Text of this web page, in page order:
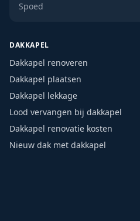
Spoed
DAKKAPEL
Dakkapel renoveren
Dakkapel plaatsen
Dakkapel lekkage
Lood vervangen bij dakkapel
Dakkapel renovatie kosten
Nieuw dak met dakkapel